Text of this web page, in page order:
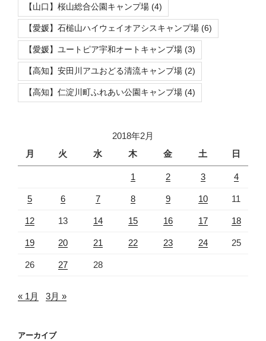
【山口】桜山総合公園キャンプ場 (4)
【愛媛】石槌山ハイウェイオアシスキャンプ場 (6)
【愛媛】ユートピア宇和オートキャンプ場 (3)
【高知】安田川アユおどる清流キャンプ場 (2)
【高知】仁淀川町ふれあい公園キャンプ場 (4)
2018年2月
月
火 水 木 金 土 日
1 2 3 4
5 6 7 8 9 10 11
12 13 14 15 16 17 18
19 20 21 22 23 24 25
26 27 28
« 1月 3月 »
アーカイブ